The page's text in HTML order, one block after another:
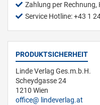
Zahlung per
Service Hotline: +43 1
PRODUKTSICHERHEIT
Linde Verlag Ges.m.b.H.
Scheydgasse 24
1210 Wien
office
lindeverlag.at